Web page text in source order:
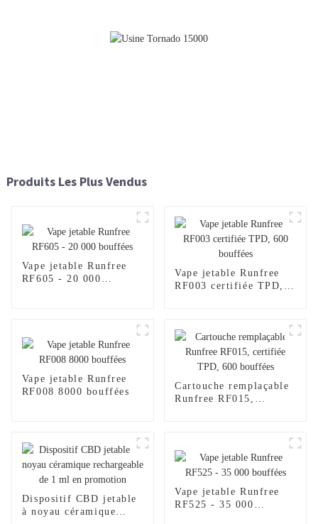
Produits Les Plus Vendus
Vape jetable Runfree
RF605 - 20 000
Vape jetable Runfree
RF003 certifiée TPD,
Vape jetable Runfree
RF008 8000 bouffées
Cartouche remplaçable
Runfree RF015,
Dispositif CBD jetable
à noyau céramique
Vape jetable Runfree
RF525 - 35 000